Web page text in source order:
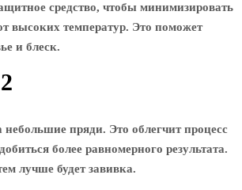
средство, чтобы минимизировать
высоких температур. Это поможет
и блеск.
небольшие пряди. Это облегчит процесс
более равномерного результата.
лучше будет завивка.